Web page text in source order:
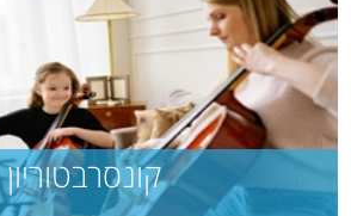
קונסרבטוריון